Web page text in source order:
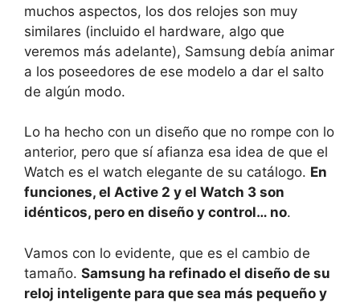
muchos aspectos, los dos relojes son muy
similares (incluido el hardware, algo que
veremos más adelante), Samsung debía animar
a los poseedores de ese modelo a dar el salto
de algún modo.
Lo ha hecho con un diseño que no rompe con lo
anterior, pero que sí afianza esa idea de que el
Watch es el watch elegante de su catálogo. En
funciones, el Active 2 y el Watch 3 son
idénticos, pero en diseño y control… no.
Vamos con lo evidente, que es el cambio de
tamaño. Samsung ha refinado el diseño de su
reloj inteligente para que sea más pequeño y